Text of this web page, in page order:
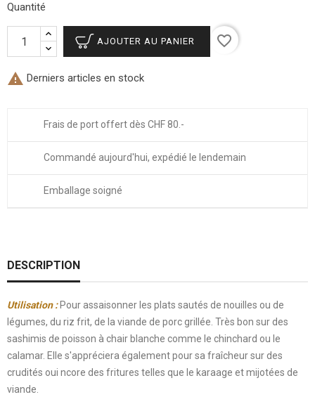
Quantité
AJOUTER AU PANIER favorite_border
 Derniers articles en stock
Frais de port offert dès CHF 80.-
Commandé aujourd'hui, expédié le lendemain
Emballage soigné
DESCRIPTION
Utilisation : Pour assaisonner les plats sautés de nouilles ou de
légumes, du riz frit, de la viande de porc grillée. Très bon sur des
sashimis de poisson à chair blanche comme le chinchard ou le
calamar. Elle s'appréciera également pour sa fraîcheur sur des
crudités oui ncore des fritures telles que le karaage et mijotées de
viande.